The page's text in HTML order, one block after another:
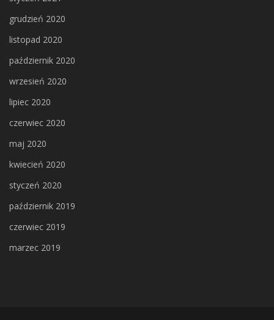
grudzień 2020
listopad 2020
październik 2020
wrzesień 2020
lipiec 2020
czerwiec 2020
maj 2020
kwiecień 2020
styczeń 2020
październik 2019
czerwiec 2019
marzec 2019